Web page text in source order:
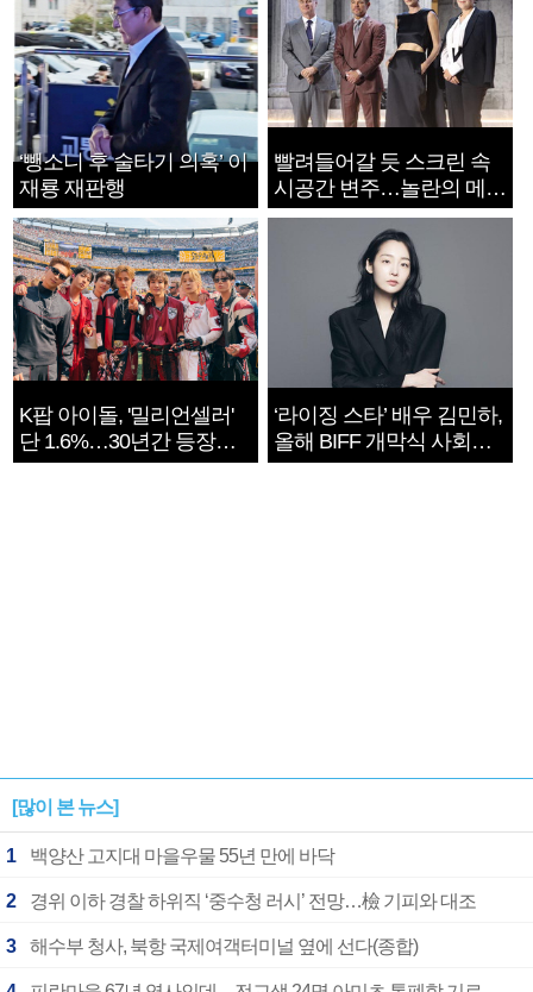
‘뺑소니 후 술타기 의혹’ 이
재룡 재판행
빨려들어갈 듯 스크린 속
시공간 변주…놀란의 메시
지는 ‘전쟁 속죄’
K팝 아이돌, '밀리언셀러'
단 1.6%…30년간 등장
1182개팀 전수조사
‘라이징 스타’ 배우 김민하,
올해 BIFF 개막식 사회자
확정
[많이 본 뉴스]
1 백양산 고지대 마을우물 55년 만에 바닥
2 경위 이하 경찰 하위직 ‘중수청 러시’ 전망…檢 기피와 대조
3 해수부 청사, 북항 국제여객터미널 옆에 선다(종합)